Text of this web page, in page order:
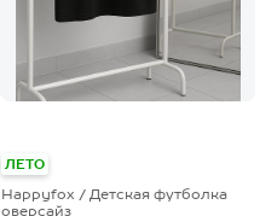
ЛЕТО
Happyfox / Детская футболка
оверсайз